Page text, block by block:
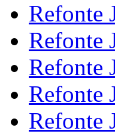
Refonte
Refonte
Refonte
Refonte
Refonte